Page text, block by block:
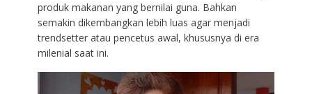
produk makanan yang bernilai guna. Bahkan
semakin dikembangkan lebih luas agar menjadi
trendsetter atau pencetus awal, khususnya di era
milenial saat ini.